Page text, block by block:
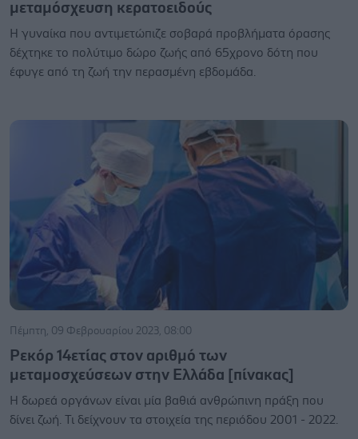
μεταμόσχευση κερατοειδούς
Η γυναίκα που αντιμετώπιζε σοβαρά προβλήματα όρασης
δέχτηκε το πολύτιμο δώρο ζωής από 65χρονο δότη που
έφυγε από τη ζωή την περασμένη εβδομάδα.
Πέμπτη, 09 Φεβρουαρίου 2023, 08:00
Ρεκόρ 14ετίας στον αριθμό των
μεταμοσχεύσεων στην Ελλάδα [πίνακας]
Η δωρεά οργάνων είναι μία βαθιά ανθρώπινη πράξη που
δίνει ζωή. Τι δείχνουν τα στοιχεία της περιόδου 2001 - 2022.